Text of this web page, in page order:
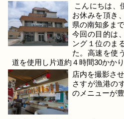
こんにちは、
お休みを頂き
県の南知多ま
今回の目的は
ング１位のま
た。高速を使
道を使用し片道約４時間30かかり
店内を撮影さ
さすが漁港の
のメニューが